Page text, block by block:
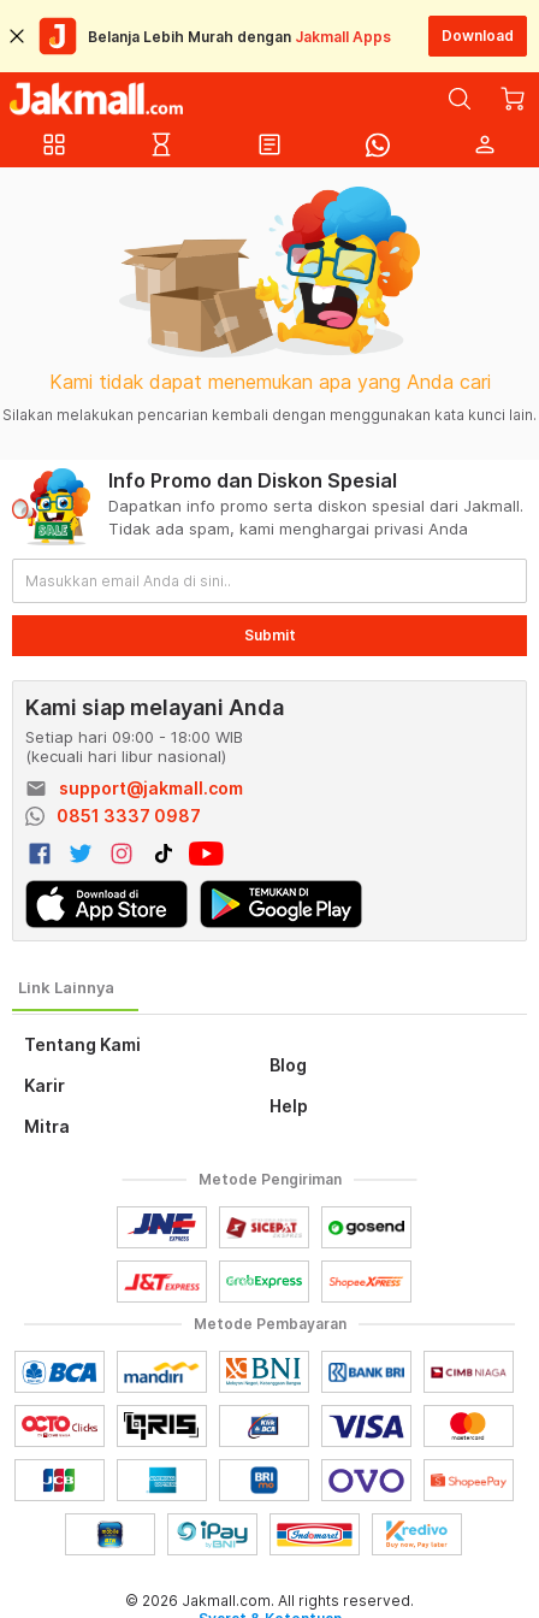
Belanja Lebih Murah dengan Jakmall Apps Download
grid_view hourglass_empty article person
Kami tidak dapat menemukan apa yang Anda cari
Silakan melakukan pencarian kembali dengan menggunakan kata kunci lain.
Tentang Kami
Karir
Mitra
Blog
Help
Info Promo dan Diskon Spesial
Dapatkan info promo serta diskon spesial dari Jakmall.
Tidak ada spam, kami menghargai privasi Anda
Submit
Kami siap melayani Anda
Setiap hari 09:00 - 18:00 WIB
(kecuali hari libur nasional)
email
support@jakmall.com
0851 3337 0987
Metode Pembayaran
Metode Pengiriman
© 2026 Jakmall.com. All rights reserved.